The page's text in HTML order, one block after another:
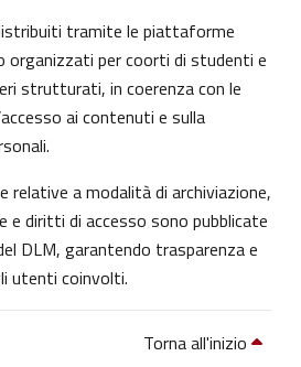
tramite le piattaforme
organizzati per coorti di studenti e
strutturati, in coerenza con le
ai contenuti e sulla
relative a modalità di archiviazione,
e diritti di accesso sono pubblicate
DLM, garantendo trasparenza e
utenti coinvolti.
Torna all'inizio